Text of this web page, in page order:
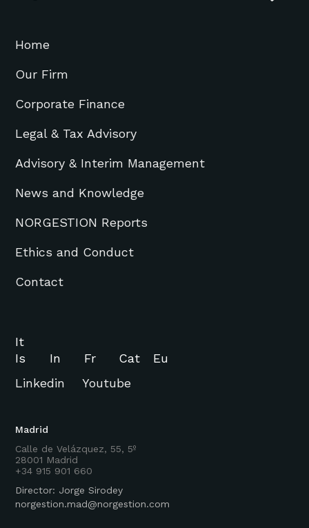
Home
Our Firm
Corporate Finance
Legal & Tax Advisory
Advisory & Interim Management
News and Knowledge
NORGESTION Reports
Ethics and Conduct
Contact
Madrid
Calle de Velázquez, 55, 5º
28001 Madrid
+34 915 901 660
Director: Jorge Sirodey
norgestion.mad@norgestion.com
It
Is
In Fr Cat
Eu
Linkedin
Youtube